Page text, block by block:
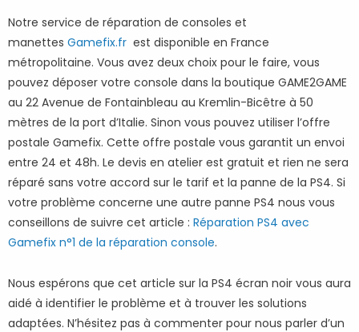
Notre service de réparation de consoles et
manettes Gamefix.fr est disponible en France
métropolitaine. Vous avez deux choix pour le faire, vous
pouvez déposer votre console dans la boutique GAME2GAME
au 22 Avenue de Fontainbleau au Kremlin-Bicêtre à 50
mètres de la port d’Italie. Sinon vous pouvez utiliser l’offre
postale Gamefix. Cette offre postale vous garantit un envoi
entre 24 et 48h. Le devis en atelier est gratuit et rien ne sera
réparé sans votre accord sur le tarif et la panne de la PS4. Si
votre problème concerne une autre panne PS4 nous vous
conseillons de suivre cet article : Réparation PS4 avec
Gamefix n°1 de la réparation console.
Nous espérons que cet article sur la PS4 écran noir vous aura
aidé à identifier le problème et à trouver les solutions
adaptées. N’hésitez pas à commenter pour nous parler d’un